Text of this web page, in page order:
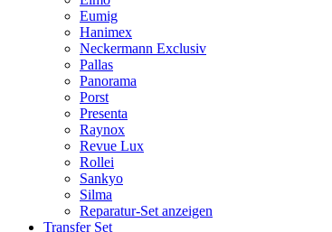
Eumig
Hanimex
Neckermann Exclusiv
Pallas
Panorama
Porst
Presenta
Raynox
Revue Lux
Rollei
Sankyo
Silma
Reparatur-Set anzeigen
Transfer Set